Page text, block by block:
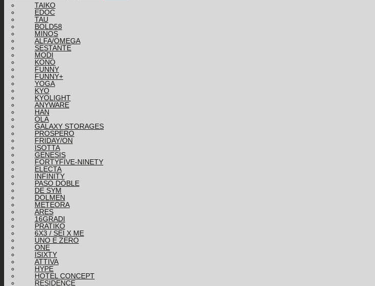
TAIKO
EDOC
TAU
BOLD58
MINOS
ALFA/OMEGA
SESTANTE
MODI
KONO
FUNNY
FUNNY+
YOGA
KYO
KYOLIGHT
ANYWARE
HAN
OLA
GALAXY STORAGES
PROSPERO
FRIDAY/ON
ISOTTA
GENESIS
FORTYFIVE-NINETY
ELECTA
INFINITY
PASO DOBLE
DE SYM
DOLMEN
METEORA
ARES
16GRADI
PRATIKO
6X3 / SEI X ME
UNO E ZERO
ONE
ISIXTY
ATTIVA
HYPE
HOTEL CONCEPT
RESIDENCE